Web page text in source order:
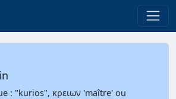
: "kurios", κρειων 'maître' ou